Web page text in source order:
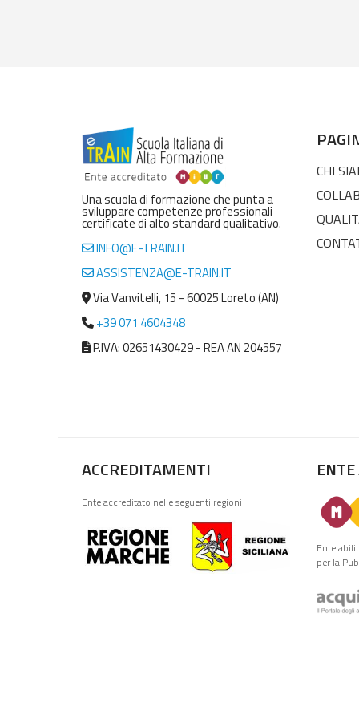
Una scuola di formazione che punta a
sviluppare competenze professionali
certificate di alto standard qualitativo.
INFO@E-TRAIN.IT
ASSISTENZA@E-TRAIN.IT
Via Vanvitelli, 15 - 60025 Loreto (AN)
+39 071 4604348
P.IVA: 02651430429 - REA AN 204557
CHI
ACCREDITAMENTI
Ente accreditato nelle seguenti regioni
Ente
per la